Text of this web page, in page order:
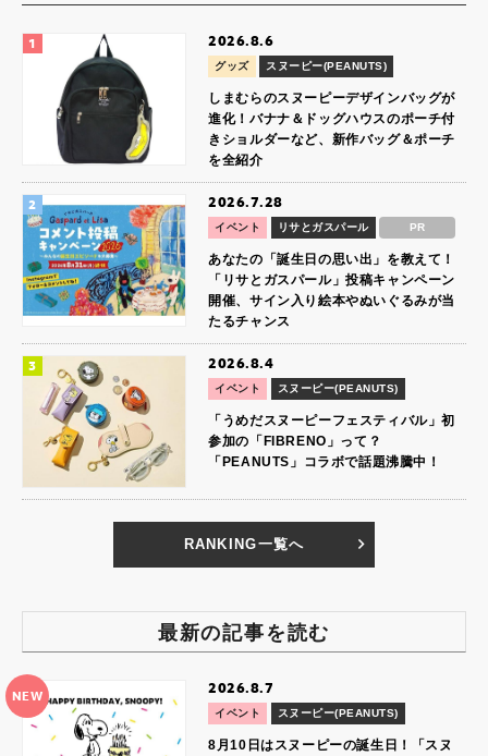
2026.8.6
グッズ スヌーピー(PEANUTS)
しまむらのスヌーピーデザインバッグが
進化！バナナ＆ドッグハウスのポーチ付
きショルダーなど、新作バッグ＆ポーチ
を全紹介
2026.7.28
イベント リサとガスパール PR
あなたの「誕生日の思い出」を教えて！
「リサとガスパール」投稿キャンペーン
開催、サイン入り絵本やぬいぐるみが当
たるチャンス
2026.8.4
イベント スヌーピー(PEANUTS)
「うめだスヌーピーフェスティバル」初
参加の「FIBRENO」って？
「PEANUTS」コラボで話題沸騰中！
RANKING一覧へ
最新の記事を読む
NEW 2026.8.7
イベント スヌーピー(PEANUTS)
8月10日はスヌーピーの誕生日！「スヌ